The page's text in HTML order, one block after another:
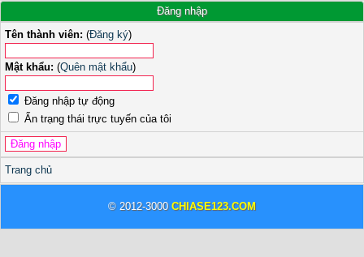
Đăng nhập
Tên thành viên: (Đăng ký)
Mật khẩu: (Quên mật khẩu)
Đăng nhập tự động
Ẩn trạng thái trực tuyến của tôi
Trang chủ
© 2012-3000 CHIASE123.COM